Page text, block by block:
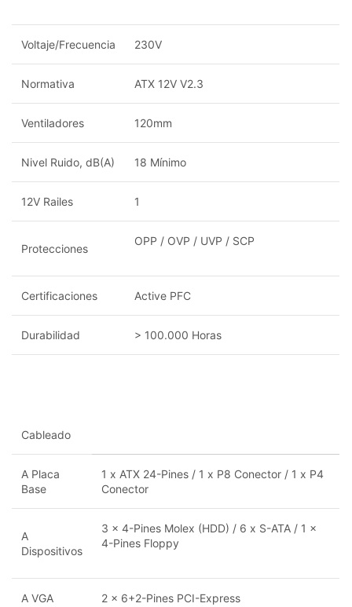
Voltaje/Frecuencia 230V
Normativa ATX 12V V2.3
Ventiladores 120mm
Nivel Ruido, dB(A) 18 Mínimo
12V Railes 1
Protecciones
OPP / OVP / UVP / SCP
Certificaciones Active PFC
Durabilidad > 100.000 Horas
Cableado
A Placa
Base
1 x ATX 24-Pines / 1 x P8 Conector / 1 x P4
Conector
A
Dispositivos
3 x 4-Pines Molex (HDD) / 6 x S-ATA / 1 x
4-Pines Floppy
A VGA 2 x 6+2-Pines PCI-Express